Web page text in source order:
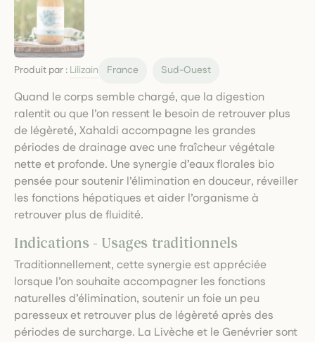
Produit par : Lilizain France Sud-Ouest
Quand le corps semble chargé, que la digestion
ralentit ou que l’on ressent le besoin de retrouver plus
de légèreté, Xahaldi accompagne les grandes
périodes de drainage avec une fraîcheur végétale
nette et profonde. Une synergie d’eaux florales bio
pensée pour soutenir l’élimination en douceur, réveiller
les fonctions hépatiques et aider l’organisme à
retrouver plus de fluidité.
Indications - Usages traditionnels
Traditionnellement, cette synergie est appréciée
lorsque l’on souhaite accompagner les fonctions
naturelles d’élimination, soutenir un foie un peu
paresseux et retrouver plus de légèreté après des
périodes de surcharge. La Livèche et le Genévrier sont